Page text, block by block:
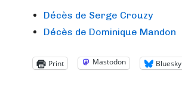
Décès de Serge Crouzy
Décès de Dominique Mandon
Print Mastodon Bluesky